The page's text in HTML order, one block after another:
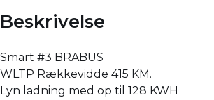
Beskrivelse
Smart #3 BRABUS
WLTP Rækkevidde 415 KM.
Lyn ladning med op til 128 KWH